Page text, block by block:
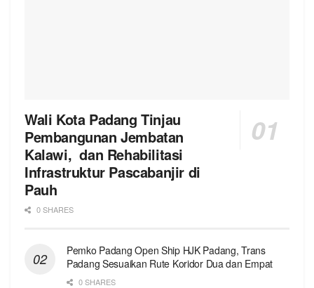
Wali Kota Padang Tinjau
Pembangunan Jembatan
Kalawi, dan Rehabilitasi
Infrastruktur Pascabanjir di
Pauh
0 SHARES
Pemko Padang Open Ship HJK Padang, Trans
Padang Sesuaikan Rute Koridor Dua dan Empat
0 SHARES